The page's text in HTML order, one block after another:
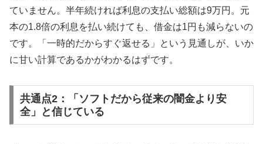
ていません。半年続ければ利息の支払い総額は9万円。元
本の1.8倍の利息を払い続けても、借金は1円も減らないの
です。「一時的だからすぐ返せる」という見通しが、いか
に甘い計算であるかがわかるはずです。
共通点2：「ソフトだから従来の闇金より安
全」と信じている